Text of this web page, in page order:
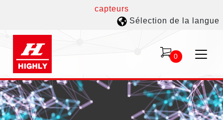
capteurs
Sélection de la langue
0